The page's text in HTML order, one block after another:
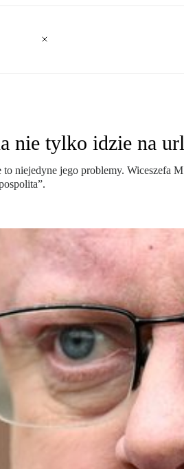
nie tylko idzie na
niejedyne jego problemy. Wiceszefa